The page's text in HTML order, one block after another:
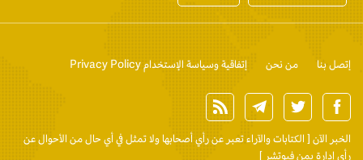
إتصل بنا من نحن إتفاقية وسياسة الإستخدام Privacy Policy
الخبر الآن [ الكتابات والآراء تعبر عن رأي أصحابها ولا تمثل في أي حال من الأحوال عن
رأي إدارة يمن فيوتشر ]